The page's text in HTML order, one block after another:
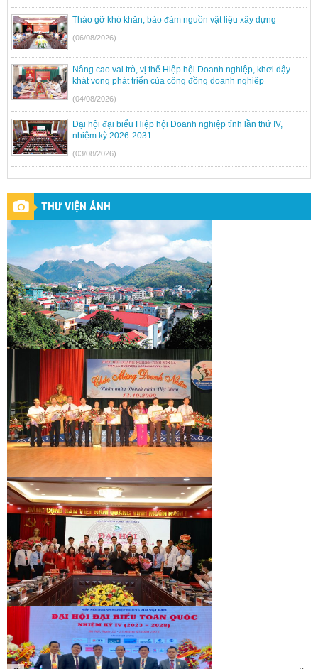
Tháo gỡ khó khăn, bảo đảm nguồn vật liệu xây dựng
(06/08/2026)
Nâng cao vai trò, vị thế Hiệp hội Doanh nghiệp, khơi dậy
khát vọng phát triển của cộng đồng doanh nghiệp
(04/08/2026)
Đại hội đại biểu Hiệp hội Doanh nghiệp tỉnh lần thứ IV,
nhiệm kỳ 2026-2031
(03/08/2026)
THƯ VIỆN ẢNH